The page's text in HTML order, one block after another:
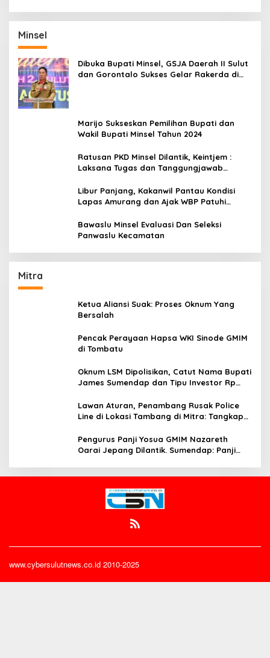
Minsel
Dibuka Bupati Minsel, GSJA Daerah II Sulut
dan Gorontalo Sukses Gelar Rakerda di
Marijo Sukseskan Pemilihan Bupati dan
Wakil Bupati Minsel Tahun 2024
Ratusan PKD Minsel Dilantik, Keintjem :
Laksana Tugas dan Tanggungjawab
Libur Panjang, Kakanwil Pantau Kondisi
Lapas Amurang dan Ajak WBP Patuhi
Bawaslu Minsel Evaluasi Dan Seleksi
Panwaslu Kecamatan
Mitra
Ketua Aliansi Suak: Proses Oknum Yang
Bersalah
Pencak Perayaan Hapsa WKI Sinode GMIM
di Tombatu
Oknum LSM Dipolisikan, Catut Nama Bupati
James Sumendap dan Tipu Investor Rp
Lawan Aturan, Penambang Rusak Police
Line di Lokasi Tambang di Mitra: Tangkap
Pengurus Panji Yosua GMIM Nazareth
Oarai Jepang Dilantik. Sumendap: Panji
www.cybersulutnews.co.id 2010-2025